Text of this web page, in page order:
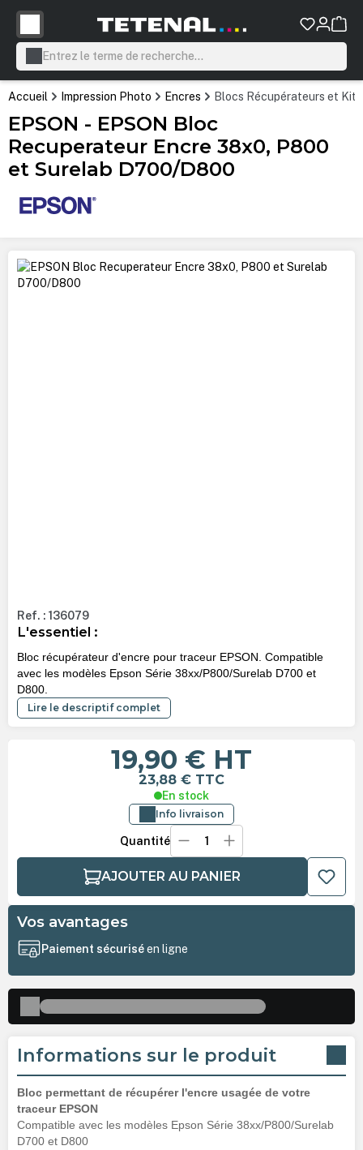
principal
Accueil Impression Photo Encres Blocs Récupérateurs et
EPSON - EPSON Bloc
Recuperateur Encre 38x0, P800
et Surelab D700/D800
Ignorer la galerie d'images
Ref. : 136079
L'essentiel :
Bloc récupérateur d'encre pour traceur EPSON. Compatible
avec les modèles Epson Série 38xx/P800/Surelab D700 et
D800.
Lire le descriptif complet
19,90 € HT
23,88 € TTC
En stock
Info livraison
Quantité
AJOUTER AU PANIER
Vos avantages
Paiement sécuriséen ligne
Informations sur le produit
Bloc permettant de récupérer l'encre usagée de votre
traceur EPSON
Compatible avec les modèles Epson Série 38xx/P800/Surelab
D700 et D800